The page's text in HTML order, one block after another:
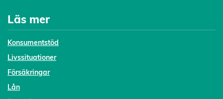
Läs mer
Konsumentstöd
Livssituationer
Försäkringar
Lån